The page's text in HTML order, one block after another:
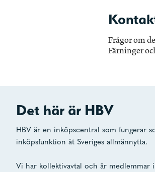
Frågor om
Färninger
Det här är HBV
HBV är en inköpscentral som fungerar
inköpsfunktion åt Sveriges allmännytta.
Vi har kollektivavtal och är medlemmar i